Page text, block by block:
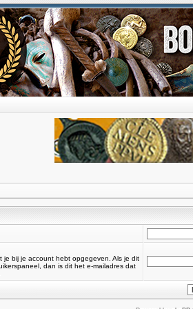
je bij je account hebt opgegeven. Als je dit
dan is dit het e-mailadres dat